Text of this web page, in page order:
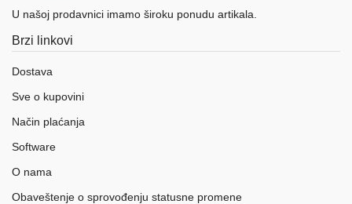
U našoj prodavnici imamo široku ponudu artikala.
Brzi linkovi
Dostava
Sve o kupovini
Način plaćanja
Software
O nama
Obaveštenje o sprovođenju statusne promene